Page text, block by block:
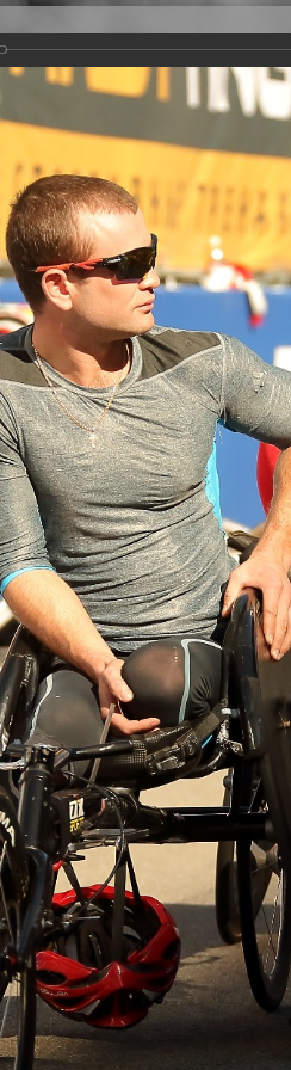
Версия для слабовидящих
Деятельность
Еще фотографии